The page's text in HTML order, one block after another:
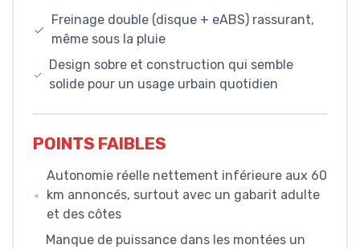
Freinage double (disque + eABS) rassurant,
même sous la pluie
Design sobre et construction qui semble
solide pour un usage urbain quotidien
POINTS FAIBLES
Autonomie réelle nettement inférieure aux 60
km annoncés, surtout avec un gabarit adulte
et des côtes
Manque de puissance dans les montées un